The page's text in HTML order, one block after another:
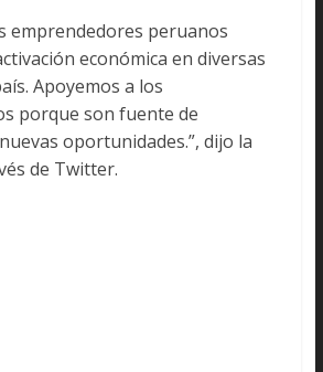
emprendedores peruanos
económica en diversas
Apoyemos a los
porque son fuente de
oportunidades.”, dijo la
de Twitter.